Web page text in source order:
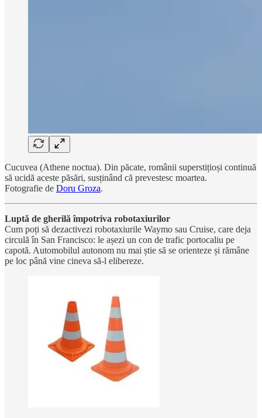
Cucuvea (Athene noctua). Din păcate, românii superstițioși continuă
să ucidă aceste păsări, susținând că prevestesc moartea.
Fotografie de Doru Groza.
Luptă de gherilă împotriva robotaxiurilor
Cum poți să dezactivezi robotaxiurile Waymo sau Cruise, care deja
circulă în San Francisco: le așezi un con de trafic portocaliu pe
capotă. Automobilul autonom nu mai știe să se orienteze și rămâne
pe loc până vine cineva să-l elibereze.